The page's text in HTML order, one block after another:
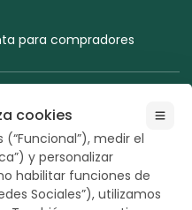
para compradores
los derechos
a
2026
cookies
medir el
y personalizar
habilitar funciones de
Sociales”), utilizamos